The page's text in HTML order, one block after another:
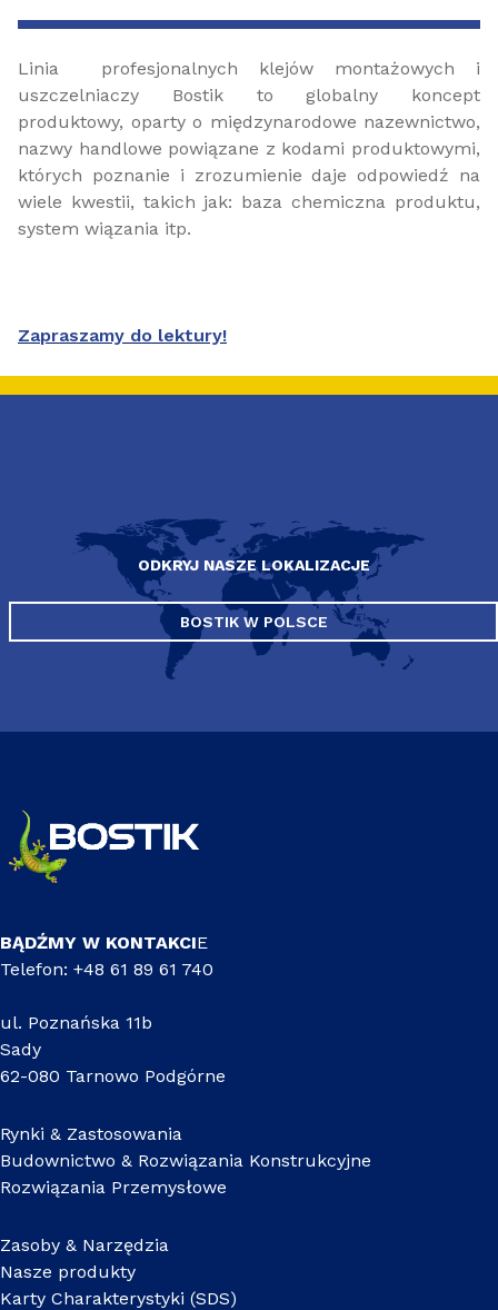
Linia profesjonalnych klejów montażowych i
uszczelniaczy Bostik to globalny koncept
produktowy, oparty o międzynarodowe nazewnictwo,
nazwy handlowe powiązane z kodami produktowymi,
których poznanie i zrozumienie daje odpowiedź na
wiele kwestii, takich jak: baza chemiczna produktu,
system wiązania itp.
Zapraszamy do lektury!
ODKRYJ NASZE LOKALIZACJE
BOSTIK W POLSCE
BĄDŹMY W KONTAKCIE
Telefon: +48 61 89 61 740
ul. Poznańska 11b
Sady
62-080 Tarnowo Podgórne
Rynki & Zastosowania
Budownictwo & Rozwiązania Konstrukcyjne
Rozwiązania Przemysłowe
Zasoby & Narzędzia
Nasze produkty
Karty Charakterystyki (SDS)